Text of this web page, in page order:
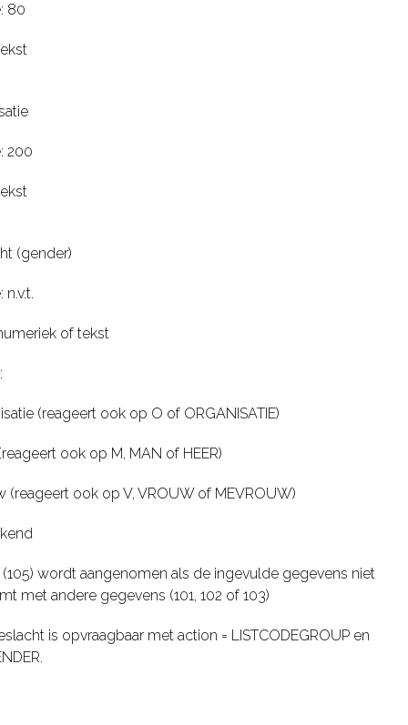
80
200
(gender)
of tekst
(reageert ook op O of ORGANISATIE)
ook op M, MAN of HEER)
(reageert ook op V, VROUW of MEVROUW)
wordt aangenomen als de ingevulde gegevens niet
met andere gegevens (101, 102 of 103)
is opvraagbaar met action = LISTCODEGROUP en